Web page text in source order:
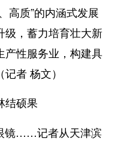
高质”的内涵式发展
级，蓄力培育壮大新
产性服务业，构建具
者 杨文）
结硕果
镜……记者从天津滨